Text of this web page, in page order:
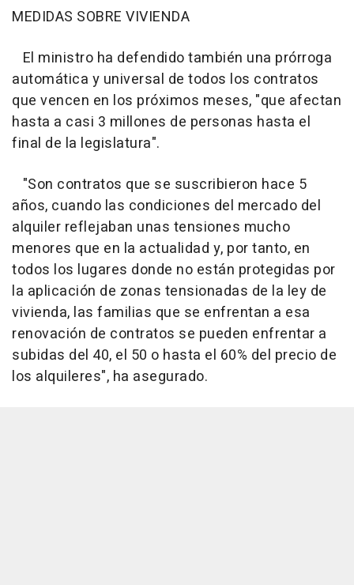
MEDIDAS SOBRE VIVIENDA
El ministro ha defendido también una prórroga
automática y universal de todos los contratos
que vencen en los próximos meses, "que afectan
hasta a casi 3 millones de personas hasta el
final de la legislatura".
"Son contratos que se suscribieron hace 5
años, cuando las condiciones del mercado del
alquiler reflejaban unas tensiones mucho
menores que en la actualidad y, por tanto, en
todos los lugares donde no están protegidas por
la aplicación de zonas tensionadas de la ley de
vivienda, las familias que se enfrentan a esa
renovación de contratos se pueden enfrentar a
subidas del 40, el 50 o hasta el 60% del precio de
los alquileres", ha asegurado.